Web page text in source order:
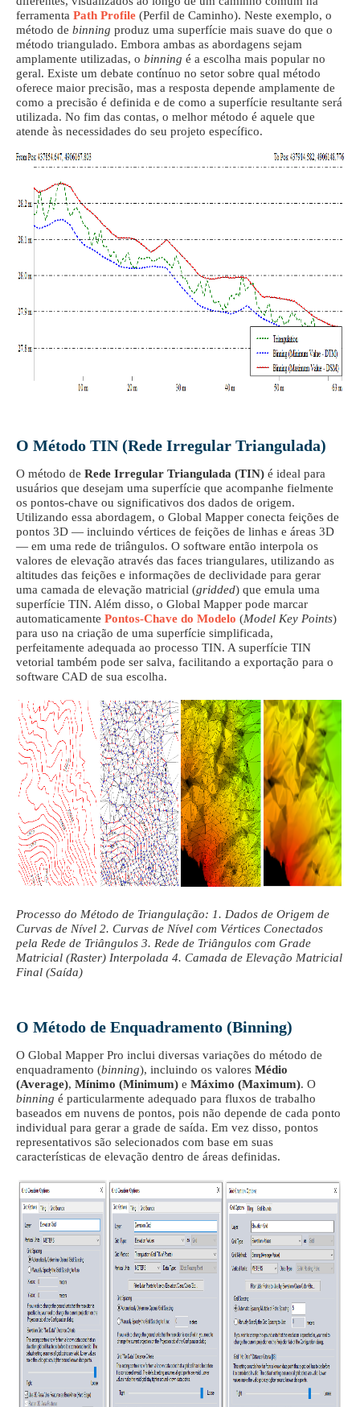
ferramenta Path Profile (Perfil de Caminho). Neste exemplo, o
método de binning produz uma superfície mais suave do que o
método triangulado. Embora ambas as abordagens sejam
amplamente utilizadas, o binning é a escolha mais popular no
geral. Existe um debate contínuo no setor sobre qual método
oferece maior precisão, mas a resposta depende amplamente de
como a precisão é definida e de como a superfície resultante será
utilizada. No fim das contas, o melhor método é aquele que
atende às necessidades do seu projeto específico.
O Método TIN (Rede Irregular Triangulada)
O método de Rede Irregular Triangulada (TIN) é ideal para
usuários que desejam uma superfície que acompanhe fielmente
os pontos-chave ou significativos dos dados de origem.
Utilizando essa abordagem, o Global Mapper conecta feições de
pontos 3D — incluindo vértices de feições de linhas e áreas 3D
— em uma rede de triângulos. O software então interpola os
valores de elevação através das faces triangulares, utilizando as
altitudes das feições e informações de declividade para gerar
uma camada de elevação matricial (gridded) que emula uma
superfície TIN. Além disso, o Global Mapper pode marcar
automaticamente Pontos-Chave do Modelo (Model Key Points)
para uso na criação de uma superfície simplificada,
perfeitamente adequada ao processo TIN. A superfície TIN
vetorial também pode ser salva, facilitando a exportação para o
software CAD de sua escolha.
Processo do Método de Triangulação: 1. Dados de Origem de
Curvas de Nível 2. Curvas de Nível com Vértices Conectados
pela Rede de Triângulos 3. Rede de Triângulos com Grade
Matricial (Raster) Interpolada 4. Camada de Elevação Matricial
Final (Saída)
O Método de Enquadramento (Binning)
O Global Mapper Pro inclui diversas variações do método de
enquadramento (binning), incluindo os valores Médio
(Average), Mínimo (Minimum) e Máximo (Maximum). O
binning é particularmente adequado para fluxos de trabalho
baseados em nuvens de pontos, pois não depende de cada ponto
individual para gerar a grade de saída. Em vez disso, pontos
representativos são selecionados com base em suas
características de elevação dentro de áreas definidas.